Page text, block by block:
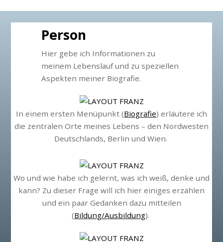
LAYOUT FRANZ
Person
Hier gebe ich Informationen zu
meinem Lebenslauf und zu speziellen
Aspekten meiner Biografie.
In einem ersten Menüpunkt (Biografie) erläutere ich
die zentralen Orte meines Lebens – den Nordwesten
Deutschlands, Berlin und Wien.
Wo und wie habe ich gelernt, was ich weiß, denke und
kann? Zu dieser Frage will ich hier einiges erzählen
und ein paar Gedanken dazu mitteilen
(Bildung/Ausbildung).